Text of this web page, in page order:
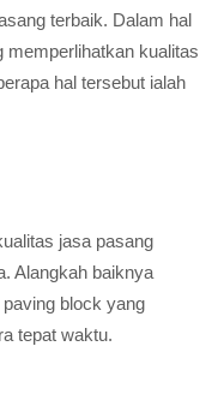
terbaik. Dalam hal
memperlihatkan kualitas
hal tersebut ialah
jasa pasang
Alangkah baiknya
block yang
tepat waktu.